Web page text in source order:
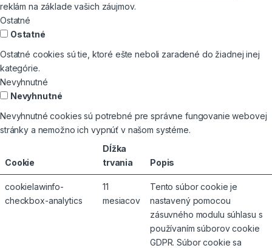
reklám na základe vašich záujmov.
Ostatné
Ostatné
Ostatné cookies sú tie, ktoré ešte neboli zaradené do žiadnej inej
kategórie.
Nevyhnutné
Nevyhnutné
Nevyhnutné cookies sú potrebné pre správne fungovanie webovej
stránky a nemožno ich vypnúť v našom systéme.
Cookie
Dĺžka
trvania
Popis
cookielawinfo-
checkbox-analytics
11
mesiacov
Tento súbor cookie je
nastavený pomocou
zásuvného modulu súhlasu s
používaním súborov cookie
GDPR. Súbor cookie sa